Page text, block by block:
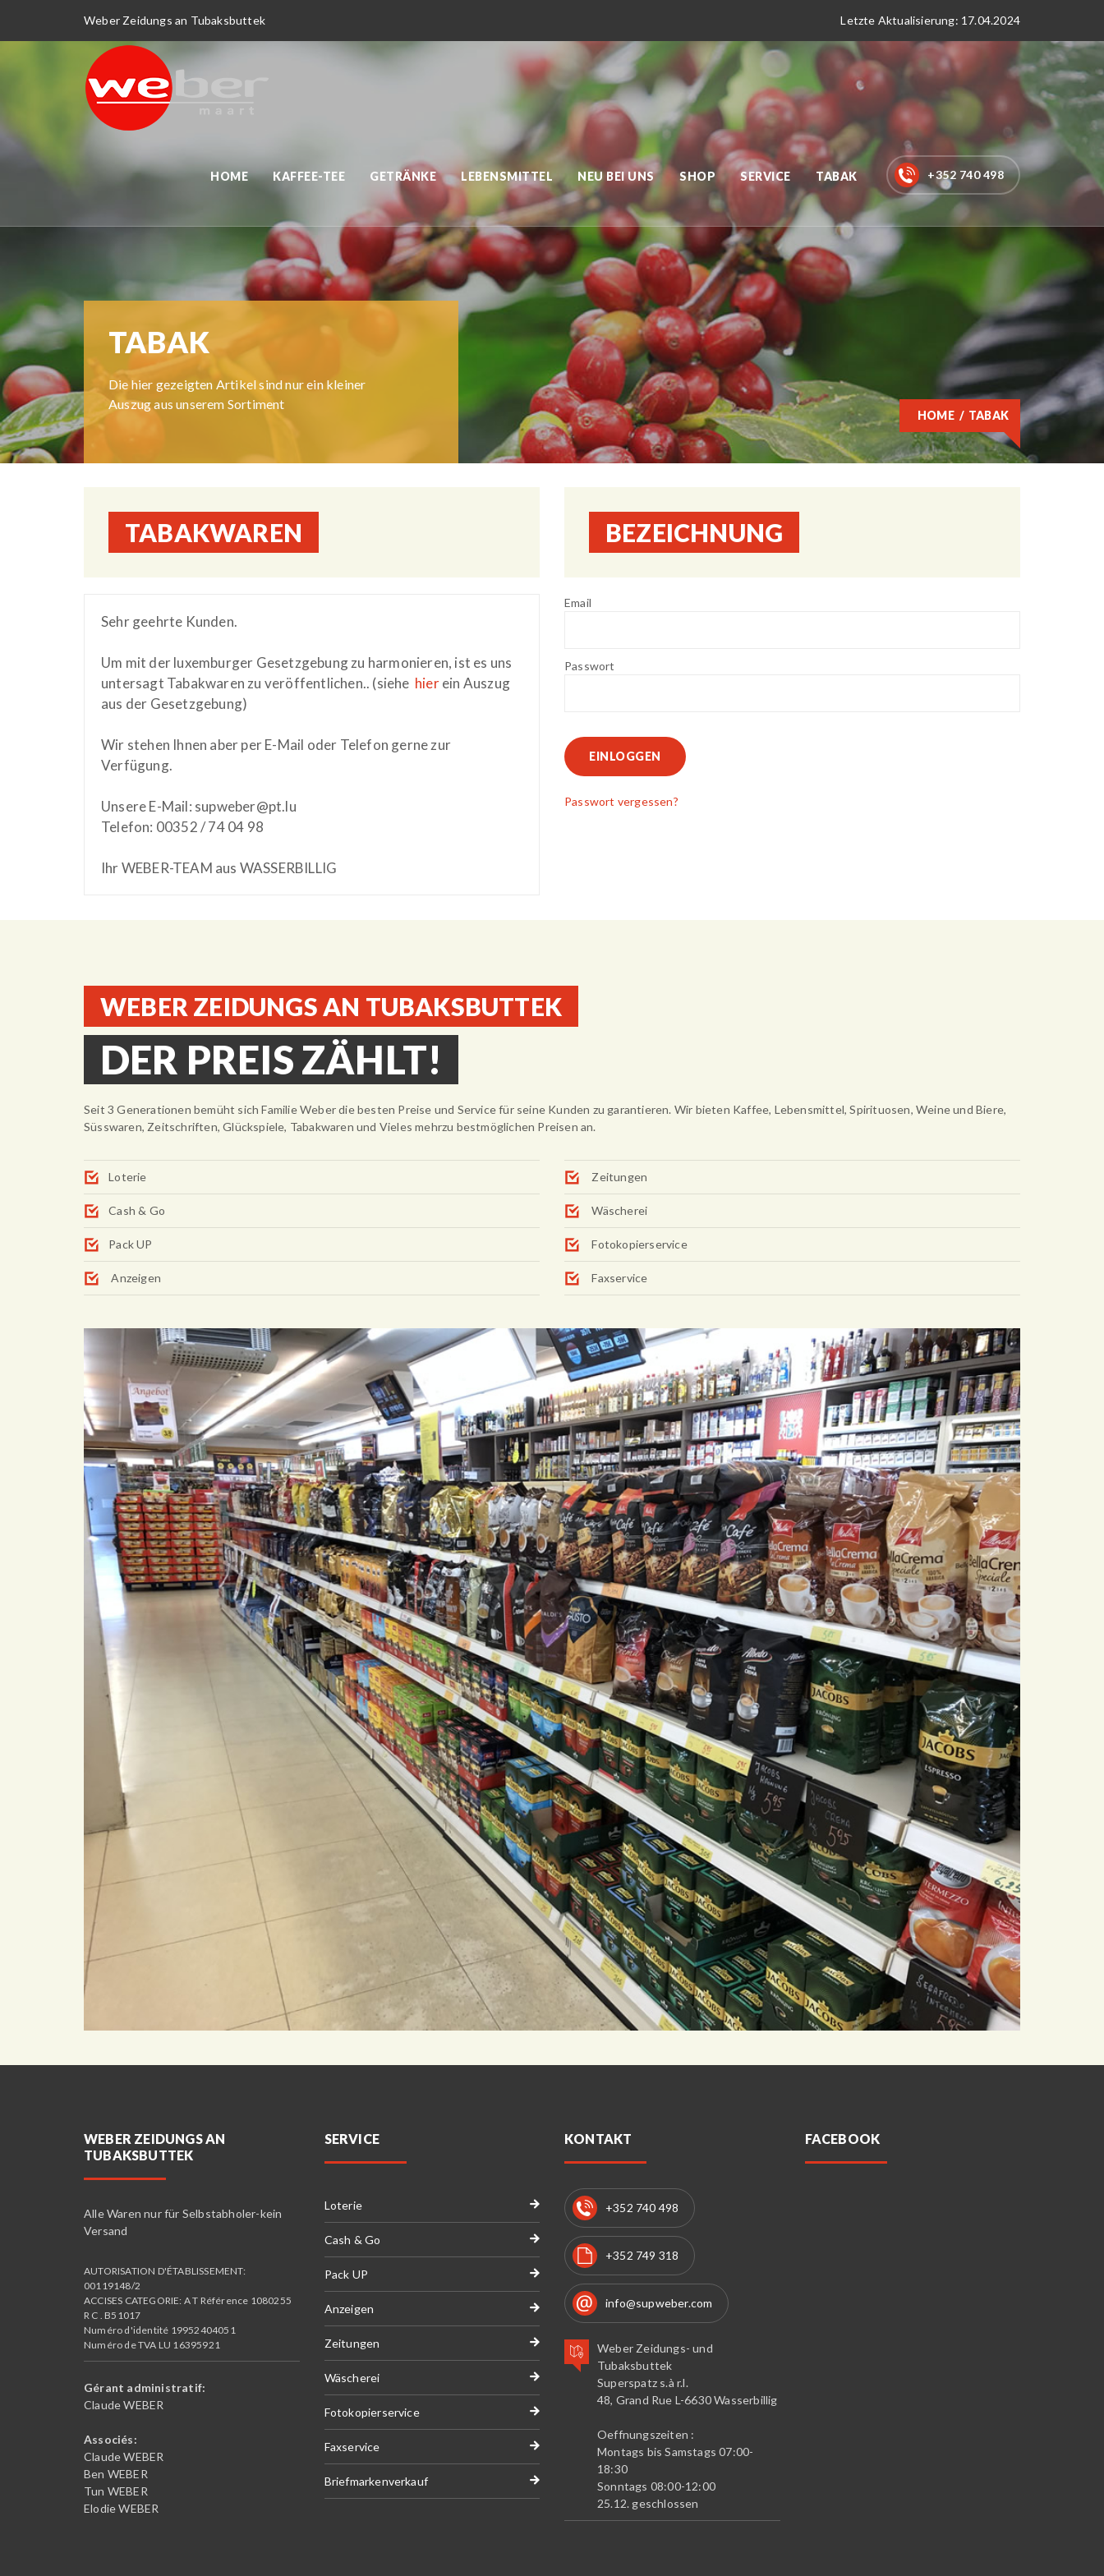
Weber Zeidungs an Tubaksbuttek Letzte Aktualisierung: 17.04.2024
HOME KAFFEE-TEE GETRÄNKE LEBENSMITTEL NEU BEI UNS SHOP SERVICE TABAK +352 740 498
TABAK
Die hier gezeigten Artikel sind nur ein kleiner
Auszug aus unserem Sortiment
HOME TABAK
TABAKWAREN
Sehr geehrte Kunden.
Um mit der luxemburger Gesetzgebung zu harmonieren, ist es uns
untersagt Tabakwaren zu veröffentlichen.. (siehe hierein Auszug
aus der Gesetzgebung)
Wir stehen Ihnen aber per E-Mail oder Telefon gerne zur
Verfügung.
Unsere E-Mail: supweber@pt.lu
Telefon: 00352 / 74 04 98
Ihr WEBER-TEAM aus WASSERBILLIG
BEZEICHNUNG
Email
Passwort
EINLOGGEN
Passwort vergessen?
WEBER ZEIDUNGS AN TUBAKSBUTTEK
DER PREIS ZÄHLT!
Seit 3 Generationen bemüht sich Familie Weber die besten Preise und Service für seine Kunden zu garantieren. Wir bieten Kaffee, Lebensmittel, Spirituosen, Weine und Biere,
Süsswaren, Zeitschriften, Glückspiele, Tabakwaren und Vieles mehrzu bestmöglichen Preisen an.
Loterie
Cash & Go
Pack UP
Anzeigen
Zeitungen
Wäscherei
Fotokopierservice
Faxservice
WEBER ZEIDUNGS AN
TUBAKSBUTTEK
Alle Waren nur für Selbstabholer-kein
Versand
AUTORISATION D'ÉTABLISSEMENT:
00119148/2
ACCISES CATEGORIE: A T Référence 1080255
R C . B51017
Numéro d'identité 19952404051
Numéro de TVA LU 16395921
Gérant administratif:
Claude WEBER
Associés:
Claude WEBER
Ben WEBER
Tun WEBER
Elodie WEBER
SERVICE
Loterie
Cash & Go
Pack UP
Anzeigen
Zeitungen
Wäscherei
Fotokopierservice
Faxservice
Briefmarkenverkauf
KONTAKT
+352 740 498
+352 749 318
info@supweber.com
Weber Zeidungs- und
Tubaksbuttek
Superspatz s.à r.l.
48, Grand Rue L-6630 Wasserbillig
Oeffnungszeiten :
Montags bis Samstags 07:00-
18:30
Sonntags 08:00-12:00
25.12. geschlossen
FACEBOOK